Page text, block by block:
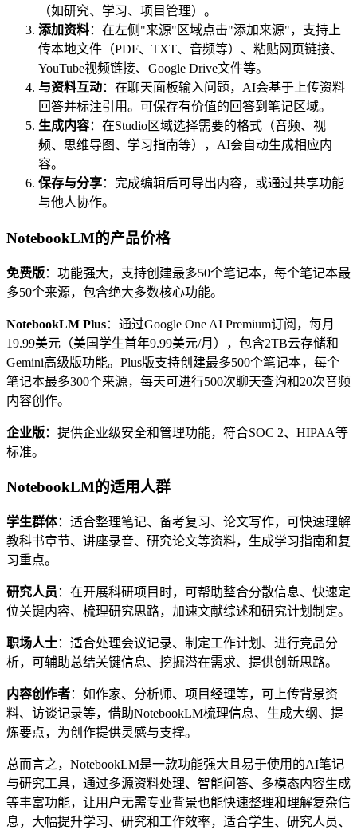
（如研究、学习、项目管理）。
添加资料：在左侧"来源"区域点击"添加来源"，支持上
传本地文件（PDF、TXT、音频等）、粘贴网页链接、
YouTube视频链接、Google Drive文件等。
与资料互动：在聊天面板输入问题，AI会基于上传资料
回答并标注引用。可保存有价值的回答到笔记区域。
生成内容：在Studio区域选择需要的格式（音频、视
频、思维导图、学习指南等），AI会自动生成相应内
容。
保存与分享：完成编辑后可导出内容，或通过共享功能
与他人协作。
NotebookLM的产品价格
免费版：功能强大，支持创建最多50个笔记本，每个笔记本最
多50个来源，包含绝大多数核心功能。
NotebookLM Plus：通过Google One AI Premium订阅，每月
19.99美元（美国学生首年9.99美元/月），包含2TB云存储和
Gemini高级版功能。Plus版支持创建最多500个笔记本，每个
笔记本最多300个来源，每天可进行500次聊天查询和20次音频
内容创作。
企业版：提供企业级安全和管理功能，符合SOC 2、HIPAA等
标准。
NotebookLM的适用人群
学生群体：适合整理笔记、备考复习、论文写作，可快速理解
教科书章节、讲座录音、研究论文等资料，生成学习指南和复
习重点。
研究人员 ：在开展科研项目时，可帮助整合分散信息、快速定
位关键内容、梳理研究思路，加速文献综述和研究计划制定。
职场人士：适合处理会议记录、制定工作计划、进行竞品分
析，可辅助总结关键信息、挖掘潜在需求、提供创新思路。
内容创作者：如作家、分析师、项目经理等，可上传背景资
料、访谈记录等，借助NotebookLM梳理信息、生成大纲、提
炼要点，为创作提供灵感与支撑。
总而言之，NotebookLM是一款功能强大且易于使用的AI笔记
与研究工具，通过多源资料处理、智能问答、多模态内容生成
等丰富功能，让用户无需专业背景也能快速整理和理解复杂信
息，大幅提升学习、研究和工作效率，适合学生、研究人员、